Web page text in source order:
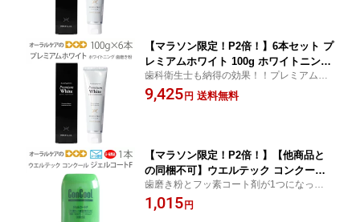
【マラソン限定！P2倍！】6本セット プ
レミアムホワイト 100g ホワイトニング
だけではおわらないトータルケア歯磨き
粉【発泡剤無配合】【ホワイトニング対
歯科衛生士も納得の効果！！プレミアムな
白さを求めて
9,425 円 送料無料
【マラソン限定！P2倍！】【他商品と
の同梱不可】ウエルテック コンクール
ConCool フッ素コート歯みがきジェル
ジェルコートF 90ml 1本 1450ppm ジェ
歯磨き粉とフッ素コート剤が1つになった！
新しい発想の歯磨き剤です。虫歯・口臭予
防対策に
1,015 円